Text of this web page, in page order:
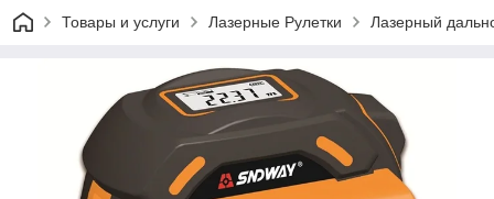
Товары и услуги Лазерные Рулетки Лазерный